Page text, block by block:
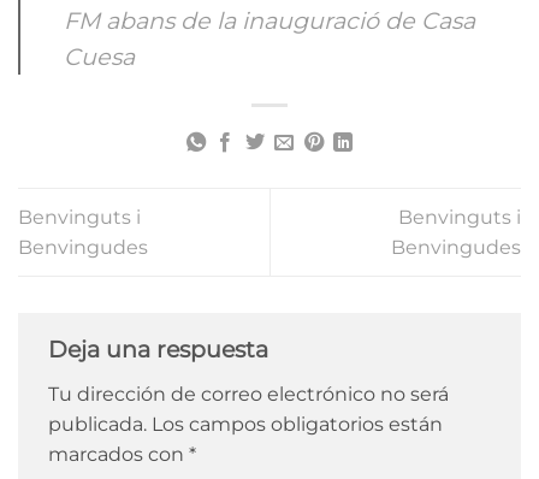
FM abans de la inauguració de Casa
Cuesa
Benvinguts i
Benvingudes
Benvinguts i
Benvingudes
Deja una respuesta
Tu dirección de correo electrónico no será
publicada. Los campos obligatorios están
marcados con *